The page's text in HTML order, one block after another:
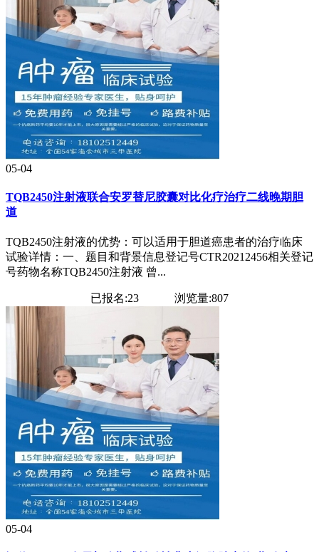
05-04
TQB2450注射液联合安罗替尼胶囊对比化疗治疗二线晚期胆
道
TQB2450注射液的优势：可以适用于胆道癌患者的治疗临床
试验详情：一、题目和背景信息登记号CTR20212456相关登记
号药物名称TQB2450注射液 曾...
已报名:23 浏览量:807
05-04